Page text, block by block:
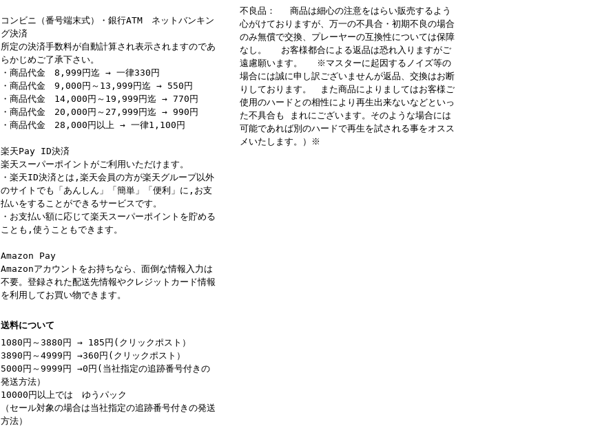
コンビニ（番号端末式）・銀行ATM ネットバンキン
グ決済
所定の決済手数料が自動計算され表示されますのであ
らかじめご了承下さい。
・商品代金 8,999円迄 → 一律330円
・商品代金 9,000円～13,999円迄 → 550円
・商品代金 14,000円～19,999円迄 → 770円
・商品代金 20,000円～27,999円迄 → 990円
・商品代金 28,000円以上 → 一律1,100円
楽天Pay ID決済
楽天スーパーポイントがご利用いただけます。
・楽天ID決済とは,楽天会員の方が楽天グループ以外
のサイトでも「あんしん」「簡単」「便利」に,お支
払いをすることができるサービスです。
・お支払い額に応じて楽天スーパーポイントを貯める
ことも,使うこともできます。
Amazon Pay
Amazonアカウントをお持ちなら、面倒な情報入力は
不要。登録された配送先情報やクレジットカード情報
を利用してお買い物できます。
送料について
1080円～3880円 → 185円(クリックポスト）
3890円～4999円 →360円(クリックポスト）
5000円～9999円 →0円(当社指定の追跡番号付きの
発送方法）
10000円以上では ゆうパック
（セール対象の場合は当社指定の追跡番号付きの発送
方法）
不良品： 商品は細心の注意をはらい販売するよう
心がけておりますが、万一の不具合・初期不良の場合
のみ無償で交換、プレーヤーの互換性については保障
なし。 お客様都合による返品は恐れ入りますがご
遠慮願います。 ※マスターに起因するノイズ等の
場合には誠に申し訳ございませんが返品、交換はお断
りしております。 また商品によりましてはお客様ご
使用のハードとの相性により再生出来ないなどといっ
た不具合も まれにございます。そのような場合には
可能であれば別のハードで再生を試される事をオスス
メいたします。）※